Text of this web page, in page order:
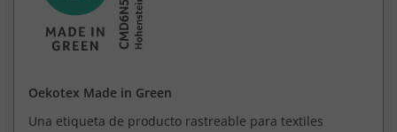
Oekotex Made in Green
Una etiqueta de producto rastreable para textiles